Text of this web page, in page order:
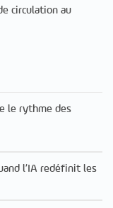
circulation au
le rythme des
l’IA redéfinit les